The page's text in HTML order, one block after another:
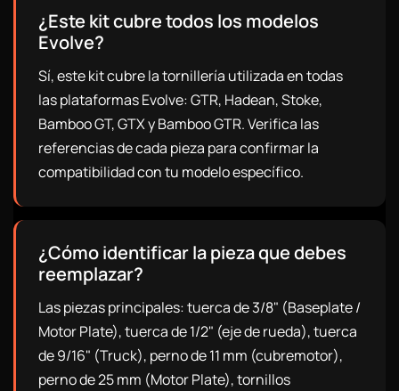
¿Este kit cubre todos los modelos
Evolve?
Sí, este kit cubre la tornillería utilizada en todas
las plataformas Evolve: GTR, Hadean, Stoke,
Bamboo GT, GTX y Bamboo GTR. Verifica las
referencias de cada pieza para confirmar la
compatibilidad con tu modelo específico.
¿Cómo identificar la pieza que debes
reemplazar?
Las piezas principales: tuerca de 3/8" (Baseplate /
Motor Plate), tuerca de 1/2" (eje de rueda), tuerca
de 9/16" (Truck), perno de 11 mm (cubremotor),
perno de 25 mm (Motor Plate), tornillos